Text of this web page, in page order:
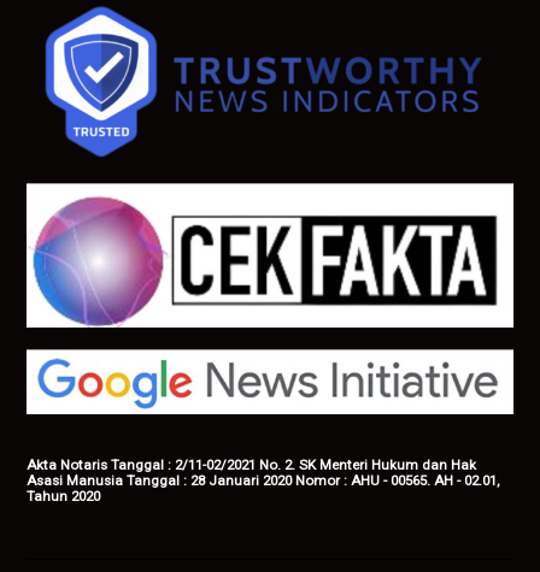
Akta Notaris Tanggal : 2/11-02/2021 No. 2. SK Menteri Hukum dan Hak
Asasi Manusia Tanggal : 28 Januari 2020 Nomor : AHU - 00565. AH - 02.01,
Tahun 2020